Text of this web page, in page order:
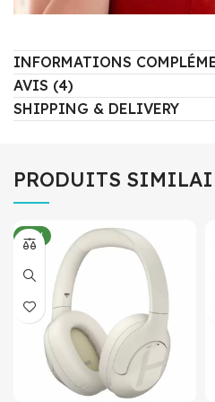
INFORMATIONS
AVIS (4)
SHIPPING & DELIVERY
PRODUITS
NEW